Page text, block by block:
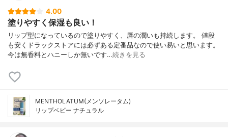
4.00
塗りやすく保湿も良い！
リップ型になっているので塗りやすく、唇の潤いも持続します。 値段
も安くドラックストアには必ずある定番品なので使い易いと思います。
今は無香料とハニーしか無いです…続きを見る
MENTHOLATUM(メンソレータム)
リップベビー ナチュラル